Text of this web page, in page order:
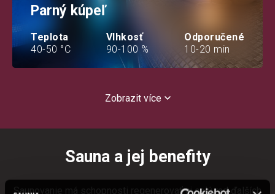
Parný kúpeľ
Teplota
40-50 °C
Vlhkosť
90-100 %
Odporučené
10-20 min
Zobrazit více
Sauna a jej benefity
Saunovanie má schopnosti regenerovať aj celý rad ďalších